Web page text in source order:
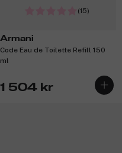
(15)
Armani
Code Eau de Toilette Refill 150
ml
1 504 kr